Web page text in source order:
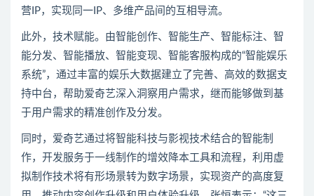
营IP，实现同一IP、多维产品间的互相导流。
此外，技术赋能。由智能创作、智能生产、智能标注、智
能分发、智能播放、智能变现、智能客服构成的“智能娱乐
系统”，通过丰富的娱乐大数据建立了完善、高效的数据支
持中台，帮助爱奇艺深入洞察用户需求，继而能够做到基
于用户需求的精准创作及分发。
同时，爱奇艺通过将智能科技与影视技术结合的智能制
作，开发服务于一线制作的增效降本工具和流程，利用虚
拟制作技术将有形场景转为数字场景，实现资产的高度复